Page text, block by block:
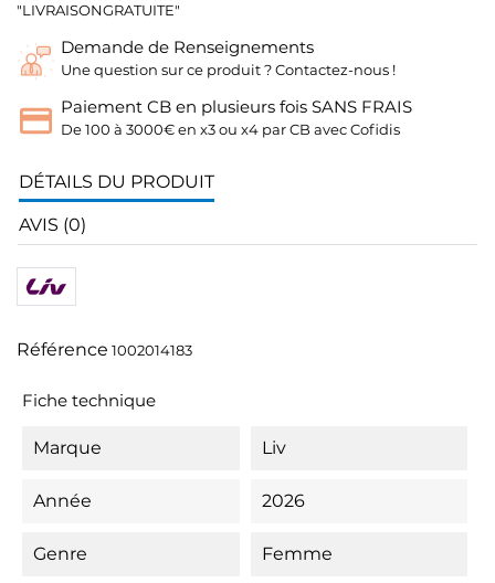
"LIVRAISONGRATUITE"
Demande de Renseignements
Une question sur ce produit ? Contactez-nous !
Paiement CB en plusieurs fois SANS FRAIS
De 100 à 3000€ en x3 ou x4 par CB avec Cofidis
DÉTAILS DU PRODUIT
AVIS (0)
Référence 1002014183
Fiche technique
Marque Liv
Année 2026
Genre Femme